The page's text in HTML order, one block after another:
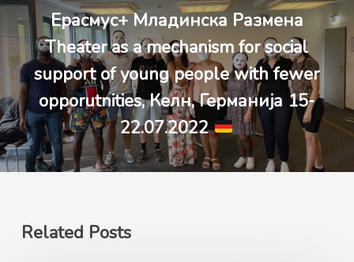
Ерасмус+ Младинска Размена
Theater as a mechanism for social
support of young people with fewer
opporutnities, Келн, Германија 15-
22.07.2022
Related Posts